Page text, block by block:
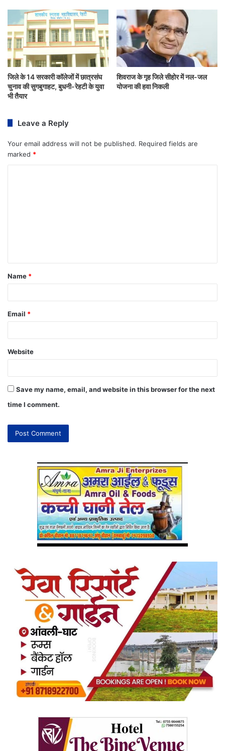
जिले के 14 सरकारी कॉलेजों में छात्रसंघ
चुनाव की सुगबुगाहट, बुधनी-रेहटी के युवा
भी तैयार
शिवराज के गृह जिले सीहोर में नल-जल
योजना की हवा निकली
Leave a Reply
Your email address will not be published. Required fields are
marked *
Name *
Email *
Website
Save my name, email, and website in this browser for the next
time I comment.